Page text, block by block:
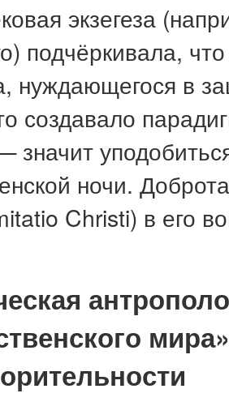
экзегеза
подчёркивала,
нуждающегося в
создавало
значит
ночи.
Christi) в его